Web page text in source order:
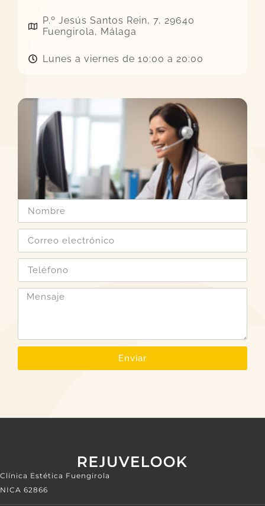
P.º Jesús Santos Rein, 7, 29640
Fuengirola, Málaga
Lunes a viernes de 10:00 a 20:00
Enviar
Clínica Estética Fuengirola
NICA 62866